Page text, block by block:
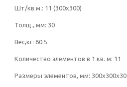
Шт/кв.м.: 11 (300х300)
Толщ., мм: 30
Вес,кг: 60.5
Количество элементов в 1 кв. м: 11
Размеры элементов, мм: 300х300х30